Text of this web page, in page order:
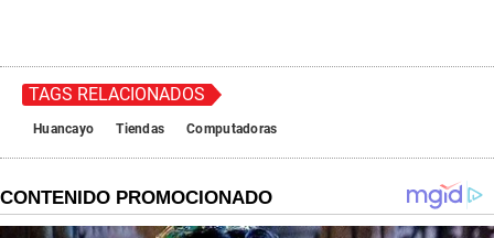
TAGS RELACIONADOS
Huancayo Tiendas Computadoras